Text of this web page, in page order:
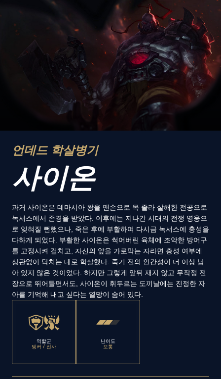
언데드 학살병기
사이온
과거 사이온은 데마시아 왕을 맨손으로 목 졸라 살해한 전공으로
녹서스에서 존경을 받았다. 이후에는 지나간 시대의 전쟁 영웅으
로 잊혀질 뻔했으나, 죽은 후에 부활하여 다시금 녹서스에 충성을
다하게 되었다. 부활한 사이온은 썩어버린 육체에 조악한 방어구
를 고정시켜 걸치고, 자신의 앞을 가로막는 자라면 충성 여부에
상관없이 닥치는 대로 학살했다. 죽기 전의 인간성이 더 이상 남
아 있지 않은 것이었다. 하지만 그렇게 앞뒤 재지 않고 무작정 전
장으로 뛰어들면서도, 사이온이 휘두르는 도끼날에는 진정한 자
아를 기억해 내고 싶다는 열망이 숨어 있다.
역할군
탱커 / 전사
난이도
보통